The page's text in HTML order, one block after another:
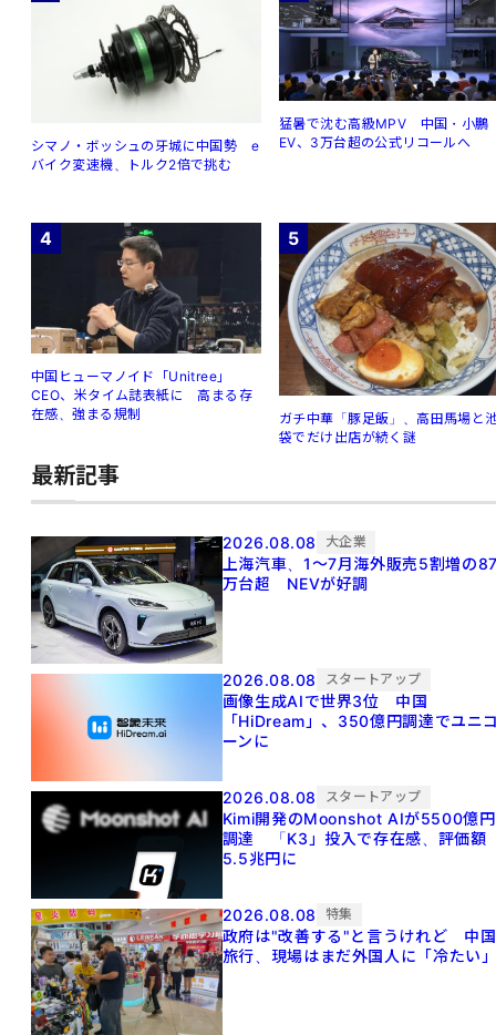
シマノ・ボッシュの牙城に中国勢 e
バイク変速機、トルク2倍で挑む
猛暑で沈む高級MPV 中国・小鵬
EV、3万台超の公式リコールへ
4
中国ヒューマノイド「Unitree」
CEO、米タイム誌表紙に 高まる存
在感、強まる規制
5
ガチ中華「豚足飯」、高田馬場と
袋でだけ出店が続く謎
最新記事
2026.08.08 大企業
上海汽車、1～7月海外販売5割増の
万台超 NEVが好調
2026.08.08 スタートアップ
画像生成AIで世界3位 中国
「HiDream」、350億円調達でユニ
ーンに
2026.08.08 スタートアップ
Kimi開発のMoonshot AIが5500億円
調達 「K3」投入で存在感、評価額
5.5兆円に
2026.08.08 特集
政府は"改善する"と言うけれど 中国
旅行、現場はまだ外国人に「冷たい